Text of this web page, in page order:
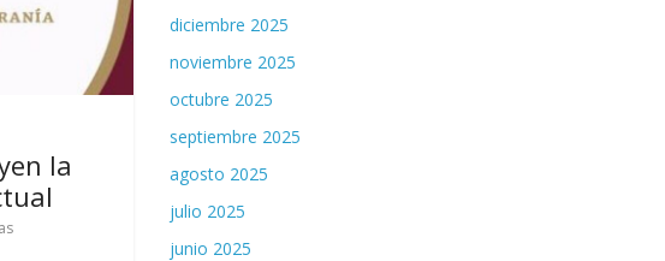
la
diciembre 2025
noviembre 2025
octubre 2025
septiembre 2025
agosto 2025
julio 2025
junio 2025